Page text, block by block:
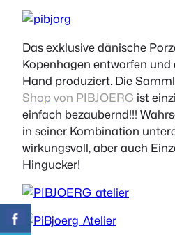
Das exklusive dänische
Kopenhagen entworfen
Hand produziert. Die
Shop von PIBJOERG ist
einfach bezaubernd!!!
in seiner Kombination
wirkungsvoll, aber auch
Hingucker!